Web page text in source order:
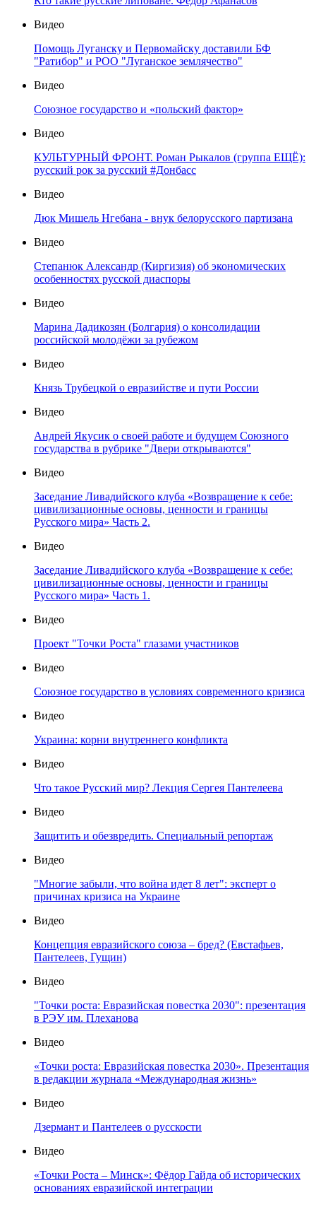
Видео
Помощь Луганску и Первомайску доставили БФ
"Ратибор" и РОО "Луганское землячество"
Видео
Союзное государство и «польский фактор»
Видео
КУЛЬТУРНЫЙ ФРОНТ. Роман Рыкалов (группа ЕЩЁ):
русский рок за русский #Донбасс
Видео
Дюк Мишель Нгебана - внук белорусского партизана
Видео
Степанюк Александр (Киргизия) об экономических
особенностях русской диаспоры
Видео
Марина Дадикозян (Болгария) о консолидации
российской молодёжи за рубежом
Видео
Князь Трубецкой о евразийстве и пути России
Видео
Андрей Якусик о своей работе и будущем Союзного
государства в рубрике "Двери открываются"
Видео
Заседание Ливадийского клуба «Возвращение к себе:
цивилизационные основы, ценности и границы
Русского мира» Часть 2.
Видео
Заседание Ливадийского клуба «Возвращение к себе:
цивилизационные основы, ценности и границы
Русского мира» Часть 1.
Видео
Проект "Точки Роста" глазами участников
Видео
Союзное государство в условиях современного кризиса
Видео
Украина: корни внутреннего конфликта
Видео
Что такое Русский мир? Лекция Сергея Пантелеева
Видео
Защитить и обезвредить. Специальный репортаж
Видео
"Многие забыли, что война идет 8 лет": эксперт о
причинах кризиса на Украине
Видео
Концепция евразийского союза – бред? (Евстафьев,
Пантелеев, Гущин)
Видео
"Точки роста: Евразийская повестка 2030": презентация
в РЭУ им. Плеханова
Видео
«Точки роста: Евразийская повестка 2030». Презентация
в редакции журнала «Международная жизнь»
Видео
Дзермант и Пантелеев о русскости
Видео
«Точки Роста – Минск»: Фёдор Гайда об исторических
основаниях евразийской интеграции